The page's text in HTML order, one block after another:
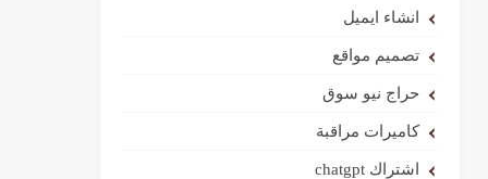
انشاء ايميل
تصميم مواقع
حراج نيو سوق
كاميرات مراقبة
اشتراك chatgpt